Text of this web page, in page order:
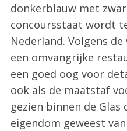
donkerblauw met
concoursstaat wordt
Nederland. Volgens
een omvangrijke
een goed oog voor
ook als de maatstaf
gezien binnen de Glas
eigendom geweest